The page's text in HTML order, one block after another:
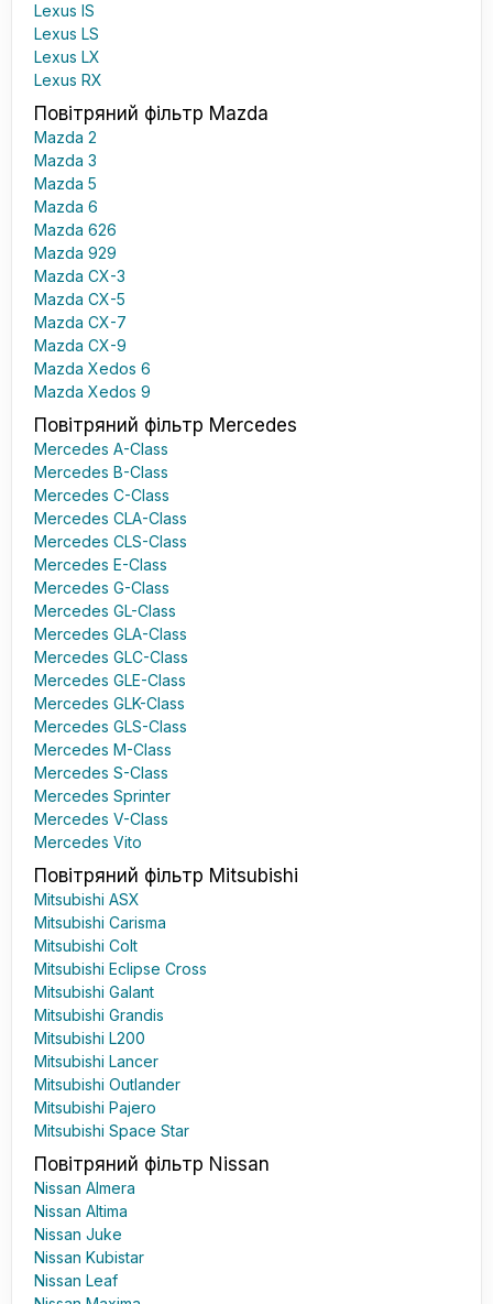
Lexus IS
Lexus LS
Lexus LX
Lexus RX
Повітряний фільтр Mazda
Mazda 2
Mazda 3
Mazda 5
Mazda 6
Mazda 626
Mazda 929
Mazda CX-3
Mazda CX-5
Mazda CX-7
Mazda CX-9
Mazda Xedos 6
Mazda Xedos 9
Повітряний фільтр Mercedes
Mercedes A-Class
Mercedes B-Class
Mercedes C-Class
Mercedes CLA-Class
Mercedes CLS-Class
Mercedes E-Class
Mercedes G-Class
Mercedes GL-Class
Mercedes GLA-Class
Mercedes GLC-Class
Mercedes GLE-Class
Mercedes GLK-Class
Mercedes GLS-Class
Mercedes M-Class
Mercedes S-Class
Mercedes Sprinter
Mercedes V-Class
Mercedes Vito
Повітряний фільтр Mitsubishi
Mitsubishi ASX
Mitsubishi Carisma
Mitsubishi Colt
Mitsubishi Eclipse Cross
Mitsubishi Galant
Mitsubishi Grandis
Mitsubishi L200
Mitsubishi Lancer
Mitsubishi Outlander
Mitsubishi Pajero
Mitsubishi Space Star
Повітряний фільтр Nissan
Nissan Almera
Nissan Altima
Nissan Juke
Nissan Kubistar
Nissan Leaf